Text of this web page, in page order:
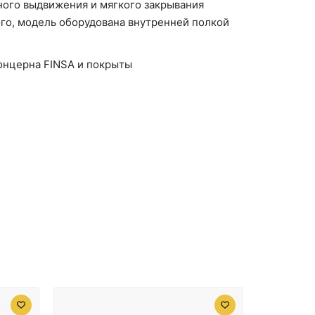
выдвижения и мягкого закрывания
модель оборудована внутренней полкой
FINSA и покрыты